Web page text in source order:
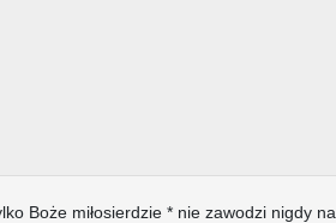
Boże miłosierdzie * nie zawodzi nigdy